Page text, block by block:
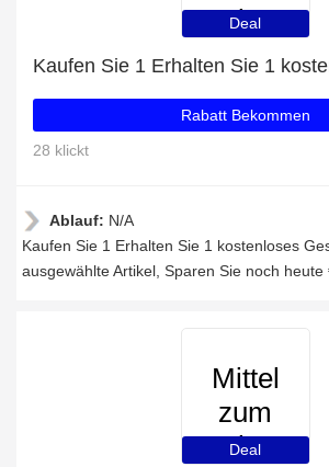
Leben
Deal
Rabatt Bekommen
28 klickt
Ablauf: N/A
Kaufen Sie 1 Erhalten Sie 1 kostenloses
ausgewählte Artikel, Sparen Sie noch heute
Mittel
zum
Leben
Deal